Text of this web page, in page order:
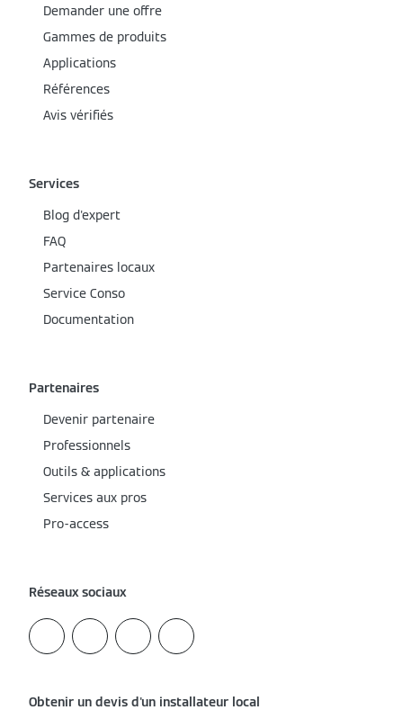
Demander une offre
Gammes de produits
Applications
Références
Avis vérifiés
Services
Blog d'expert
FAQ
Partenaires locaux
Service Conso
Documentation
Partenaires
Devenir partenaire
Professionnels
Outils & applications
Services aux pros
Pro-access
Réseaux sociaux
Obtenir un devis d'un installateur local